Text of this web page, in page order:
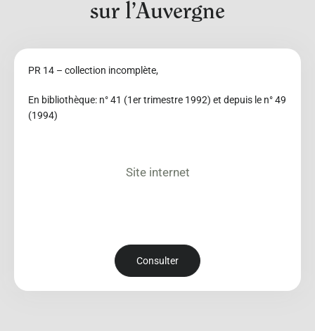
sur l’Auvergne
PR 14 – collection incomplète,
En bibliothèque: n° 41 (1er trimestre 1992) et depuis le n° 49
(1994)
Site internet
Consulter